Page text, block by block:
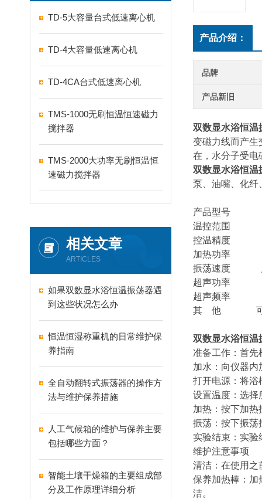
TD-5大容量台式低速离心机
TD-4大容量低速离心机
TD-4CA台式低速离心机
TMS-1000无刷恒温恒速磁力
搅拌器
TMS-2000大功率无刷恒温恒
速磁力搅拌器
相关文章
ARTICLES
如果双数显水浴恒温振荡器遇
到这些状况怎么办
恒温恒湿称重机的日常维护保
养指南
全自动翻转式振荡器的操作方
法与维护保养措施
人工气候箱的维护与保养主要
包括哪些方面？
智能土壤干燥箱的主要组成部
分及工作原理详细分析
产品介绍：
品牌
产品新旧
双数显水浴恒温
变磁力线而产生
在，水分子受电
双数显水浴恒温
泵、油嘴、化纤
产品型号
温控范围
控温精度
加热功率
振荡速度 启
超声功率
超声频率
其 他 可按
双数显水浴恒温
准备工作：首
加水：向仪器
打开电源：将
设置温度：选
加热：按下加
振荡：按下振
实验结束：实
维护注意事项
清洁：在使用
保养加热棒：加
洁。